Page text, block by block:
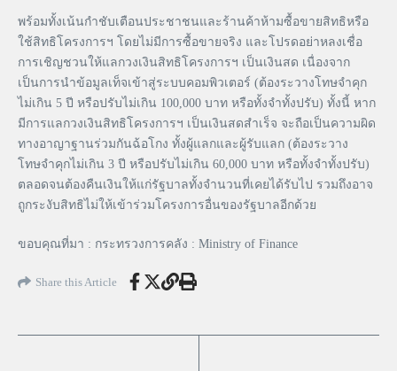
พร้อมทั้งเน้นกำชับเตือนประชาชนและร้านค้าห้ามซื้อขายสิทธิหรือ
ใช้สิทธิโครงการฯ โดยไม่มีการซื้อขายจริง และโปรดอย่าหลงเชื่อ
การเชิญชวนให้แลกวงเงินสิทธิโครงการฯ เป็นเงินสด เนื่องจาก
เป็นการนำข้อมูลเท็จเข้าสู่ระบบคอมพิวเตอร์ (ต้องระวางโทษจําคุก
ไม่เกิน 5 ปี หรือปรับไม่เกิน 100,000 บาท หรือทั้งจำทั้งปรับ) ทั้งนี้ หาก
มีการแลกวงเงินสิทธิโครงการฯ เป็นเงินสดสำเร็จ จะถือเป็นความผิด
ทางอาญาฐานร่วมกันฉ้อโกง ทั้งผู้แลกและผู้รับแลก (ต้องระวาง
โทษจำคุกไม่เกิน 3 ปี หรือปรับไม่เกิน 60,000 บาท หรือทั้งจำทั้งปรับ)
ตลอดจนต้องคืนเงินให้แก่รัฐบาลทั้งจำนวนที่เคยได้รับไป รวมถึงอาจ
ถูกระงับสิทธิไม่ให้เข้าร่วมโครงการอื่นของรัฐบาลอีกด้วย
ขอบคุณที่มา : กระทรวงการคลัง : Ministry of Finance
Share this Article